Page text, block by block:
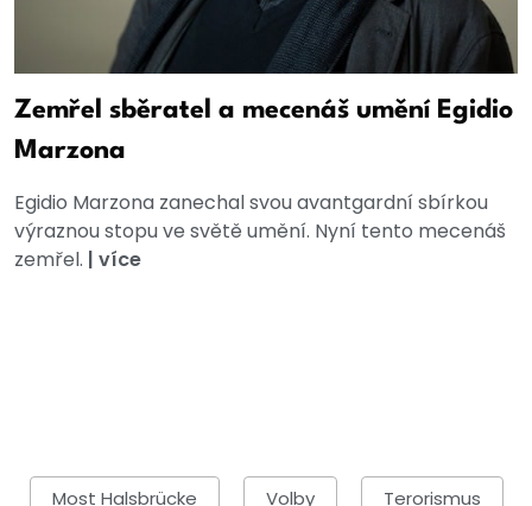
Zemřel sběratel a mecenáš umění Egidio
Marzona
Egidio Marzona zanechal svou avantgardní sbírkou
výraznou stopu ve světě umění. Nyní tento mecenáš
zemřel. | více
Most Halsbrücke Volby Terorismus